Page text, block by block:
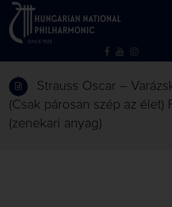
Strauss Oscar –
(Csak párosan szép az élet)
(zenekari anyag)